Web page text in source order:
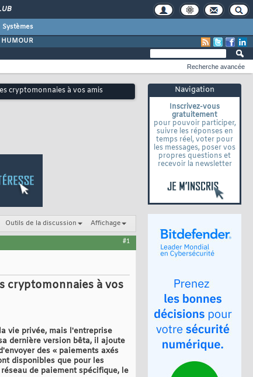
Systèmes
HUMOUR
Navigation
Inscrivez-vous
gratuitement
pour pouvoir participer,
suivre les réponses en
temps réel, voter pour
les messages, poser vos
propres questions et
recevoir la newsletter
Recherche avancée
cryptomonnaies à vos amis
Outils de la discussion Affichage
#1
cryptomonnaies à vos
vie privée, mais l'entreprise
dernière version bêta, il ajoute
des « paiements axés
disponibles que pour les
de paiement spécifique, le